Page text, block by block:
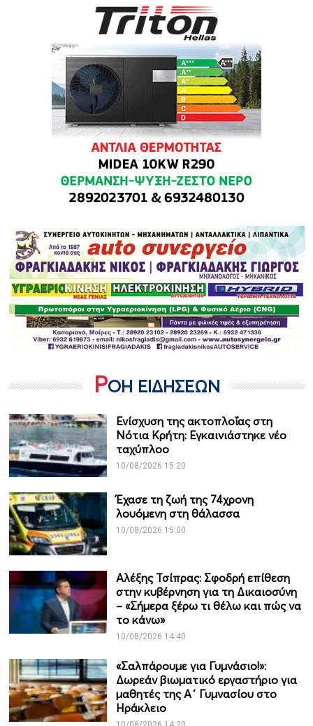
ΡΟΗ ΕΙΔΗΣΕΩΝ
Ενίσχυση της ακτοπλοΐας στη
Νότια Κρήτη: Εγκαινιάστηκε νέο
ταχύπλοο
10/08/2026 15:20
Έχασε τη ζωή της 74χρονη
λουόμενη στη θάλασσα
10/08/2026 15:00
Αλέξης Τσίπρας: Σφοδρή επίθεση
στην κυβέρνηση για τη Δικαιοσύνη
– «Σήμερα ξέρω τι θέλω και πώς να
το κάνω»
10/08/2026 14:40
«Σαλπάρουμε για Γυμνάσιο!»:
Δωρεάν βιωματικό εργαστήριο για
μαθητές της Α΄ Γυμνασίου στο
Ηράκλειο